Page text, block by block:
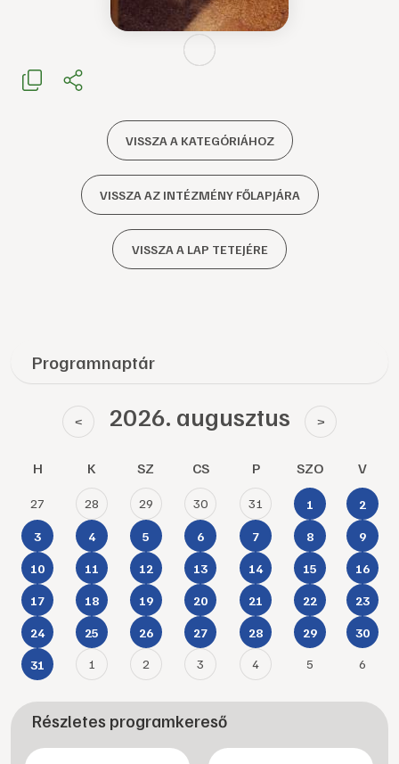
VISSZA A KATEGÓRIÁHOZ
VISSZA AZ INTÉZMÉNY FŐLAPJÁRA
VISSZA A LAP TETEJÉRE
Programnaptár
< 2026. augusztus >
H K SZ CS P SZO V
27 28 29 30 31 1 2
3 4 5 6 7 8 9
10 11 12 13 14 15 16
17 18 19 20 21 22 23
24 25 26 27 28 29 30
31 1 2 3 4 5 6
Részletes programkereső